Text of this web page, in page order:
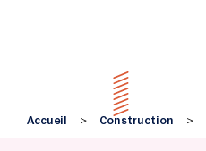
Accueil > Construction >